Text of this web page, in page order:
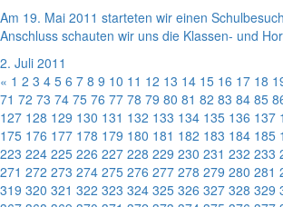
Am 19. Mai 2011 starteten wir einen
Anschluss schauten wir uns die Klassen- und
2. Juli 2011
« 1 2 3 4 5 6 7 8 9 10 11 12 13 14 15 16 17 18
71 72 73 74 75 76 77 78 79 80 81 82 83 84 85
127 128 129 130 131 132 133 134 135 136 137
175 176 177 178 179 180 181 182 183 184 185
223 224 225 226 227 228 229 230 231 232 233
271 272 273 274 275 276 277 278 279 280 281
319 320 321 322 323 324 325 326 327 328 329